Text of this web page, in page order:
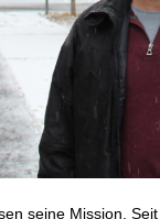
seine Mission.